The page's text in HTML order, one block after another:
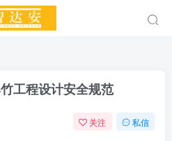
工程设计安全规范
关注 私信